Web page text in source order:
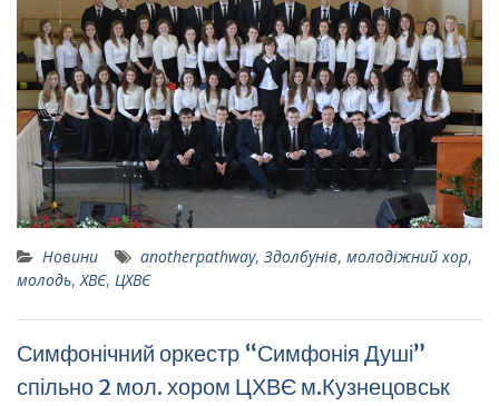
Новини anotherpathway, Здолбунів, молодіжний хор,
молодь, ХВЄ, ЦХВЄ
Симфонічний оркестр “Симфонія Душі”
спільно 2 мол. хором ЦХВЄ м.Кузнецовськ